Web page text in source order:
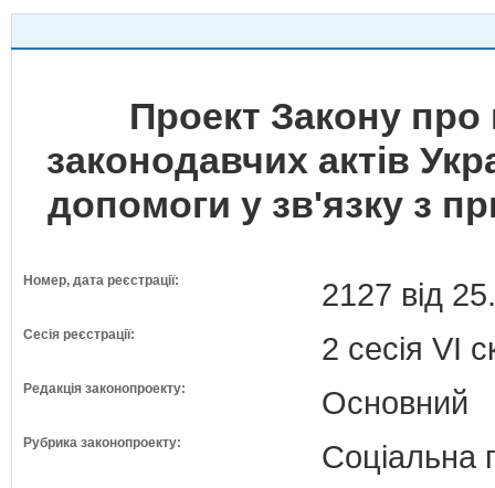
Проект Закону про
законодавчих актів
допомоги у зв'язку з
Номер, дата реєстрації: 2127 від
Сесія реєстрації: 2 сесія VI
Редакція законопроекту: Основний
Рубрика законопроекту: Соціальна